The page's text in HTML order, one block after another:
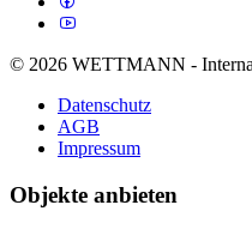
© 2026 WETTMANN -
Datenschutz
AGB
Impressum
Objekte anbieten